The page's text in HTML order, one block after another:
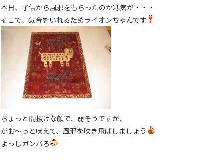
本日、子供から風邪をもらったのか寒気が・・・
そこで、気合をいれるためライオンちゃんです
ちょっと間抜けな顔で、弱そうですが、
がお〜っと吠えて、風邪を吹き飛ばしましょう
よっしガンバろ